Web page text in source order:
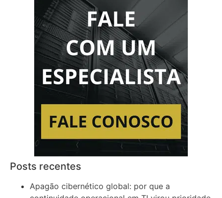
Posts recentes
Apagão cibernético global: por que a